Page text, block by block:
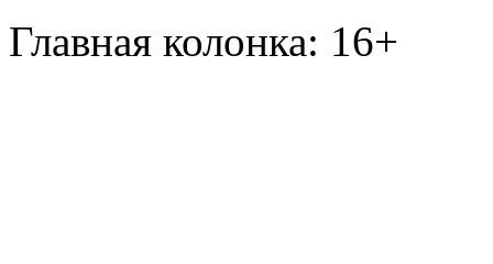
Главная колонка: 16+